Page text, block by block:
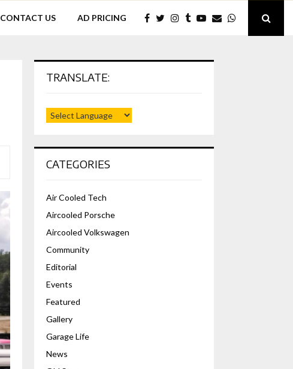
CONTACT US AD PRICING
TRANSLATE:
CATEGORIES
Air Cooled Tech
Aircooled Porsche
Aircooled Volkswagen
Community
Editorial
Events
Featured
Gallery
Garage Life
News